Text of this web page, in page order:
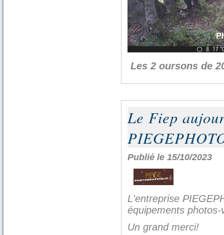
Les 2 oursons de
Le Fiep
Publié le 15/10/2023
L'entreprise
équipements
Un grand merci!